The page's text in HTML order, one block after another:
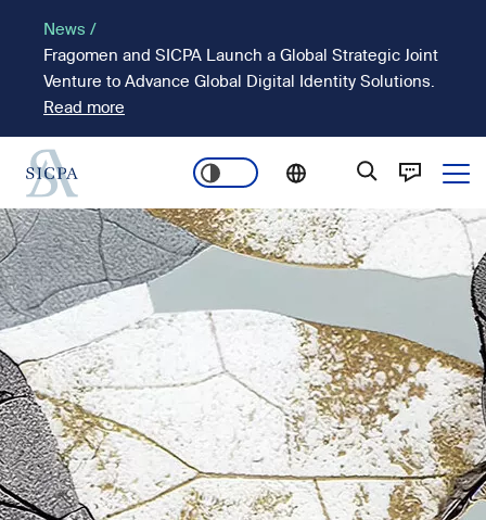
contenido
principal
News /
Fragomen and SICPA Launch a Global Strategic Joint
Venture to Advance Global Digital Identity Solutions.
Read more
Main
navigation
Imagen